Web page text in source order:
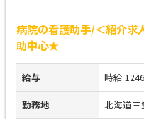
病院の看護助手/＜紹介
助中心★
給与 時給
勤務地 北海道三